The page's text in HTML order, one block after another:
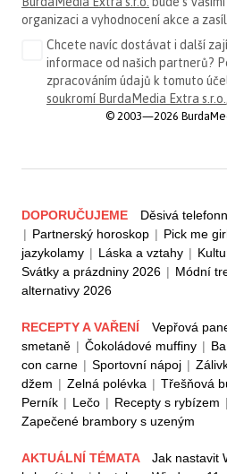
organizaci a vyhodnocení akce a
Chcete navíc dostávat i další
informace od našich partnerů?
zpracováním údajů k tomuto
soukromí BurdaMedia Extra s.r.o.
© 2003—2026
DOPORUČUJEME Děsivá
| Partnerský horoskop | Pick me
jazykolamy | Láska a vztahy |
Svátky a prázdniny 2026 | Módní
alternativy 2026
RECEPTY A VAŘENÍ Vepřová
smetaně | Čokoládové muffiny |
con carne | Sportovní nápoj |
džem | Zelná polévka | Třešňová
Perník | Lečo | Recepty s rybízem |
Zapečené brambory s uzeným
AKTUÁLNÍ TÉMATA Jak nastavit